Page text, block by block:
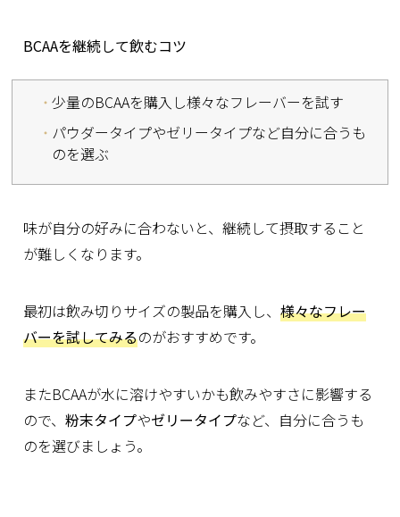
BCAAを継続して飲むコツ
少量のBCAAを購入し様々なフレーバーを試す
パウダータイプやゼリータイプなど自分に合うも
のを選ぶ
味が自分の好みに合わないと、継続して摂取すること
が難しくなります。
最初は飲み切りサイズの製品を購入し、様々なフレー
バーを試してみるのがおすすめです。
またBCAAが水に溶けやすいかも飲みやすさに影響する
ので、粉末タイプやゼリータイプなど、自分に合うも
のを選びましょう。